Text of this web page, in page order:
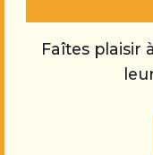
Faîtes plaisir